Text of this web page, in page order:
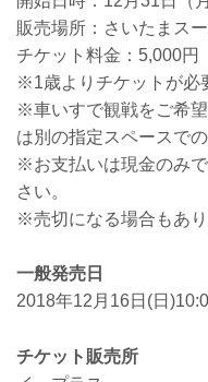
販売場所：さいたまス
チケット料金：5,000円
※1歳よりチケットが必
※車いすで観戦をご希
は別の指定スペースで
※お支払いは現金のみ
さい。
※売切になる場合もあり
一般発売日
2018年12月16日(日
チケット販売所